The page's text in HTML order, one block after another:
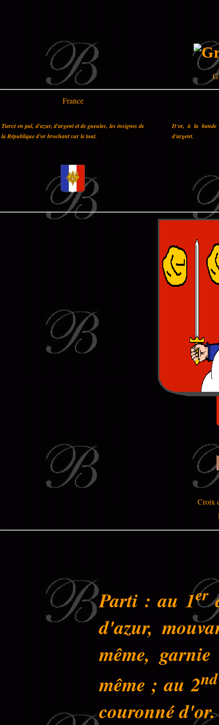
France
Tiercé en pal, d'azur, d'argent et de gueules, les insignes de
la République d'or brochant sur le tout.
D'or, à la bande
d'argent.
Croix
Parti : au 1er
d'azur,
même,
même ; au 2nd
couronné d'or.